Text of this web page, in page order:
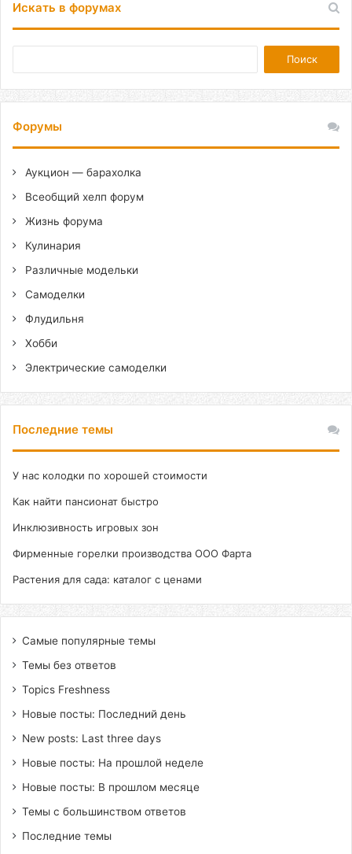
Искать в форумах
Форумы
Аукцион — барахолка
Всеобщий хелп форум
Жизнь форума
Кулинария
Различные модельки
Самоделки
Флудильня
Хобби
Электрические самоделки
Последние темы
У нас колодки по хорошей стоимости
Как найти пансионат быстро
Инклюзивность игровых зон
Фирменные горелки производства ООО Фарта
Растения для сада: каталог с ценами
Самые популярные темы
Темы без ответов
Topics Freshness
Новые посты: Последний день
New posts: Last three days
Новые посты: На прошлой неделе
Новые посты: В прошлом месяце
Темы с большинством ответов
Последние темы